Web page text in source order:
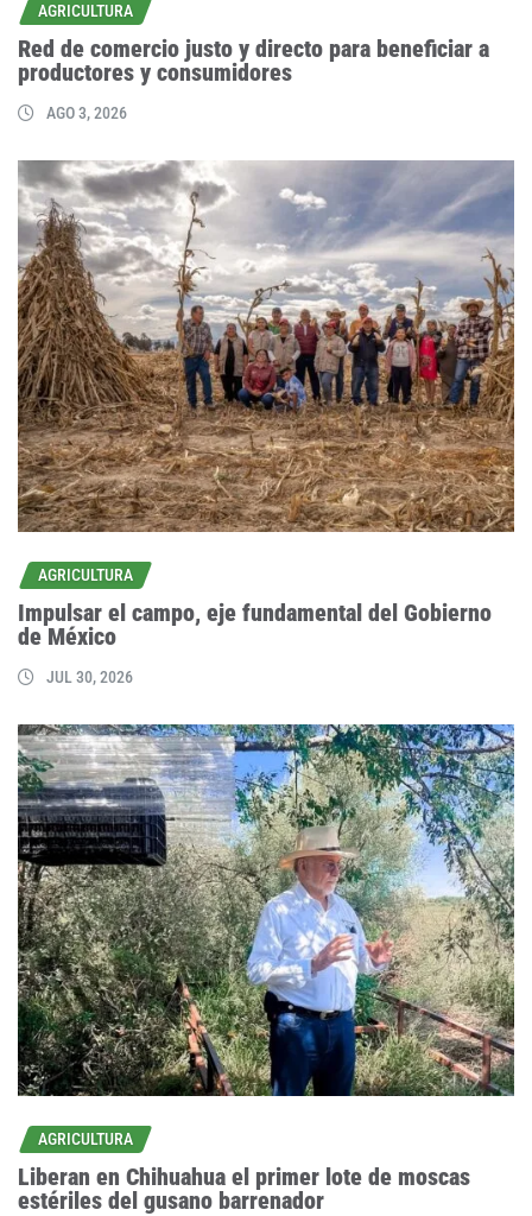
AGRICULTURA
Red de comercio justo y directo para beneficiar a
productores y consumidores
AGO 3, 2026
AGRICULTURA
Impulsar el campo, eje fundamental del Gobierno
de México
JUL 30, 2026
AGRICULTURA
Liberan en Chihuahua el primer lote de moscas
estériles del gusano barrenador